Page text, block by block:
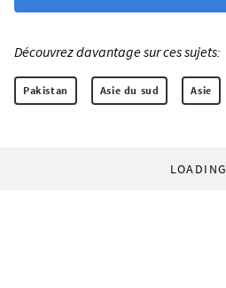
Découvrez davantage sur ces sujets:
Pakistan Asie du sud Asie
LOADING